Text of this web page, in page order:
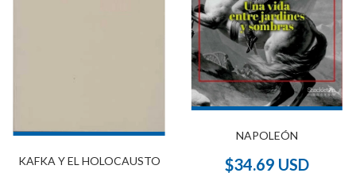
KAFKA Y EL HOLOCAUSTO
NAPOLEÓN
$34.69 USD